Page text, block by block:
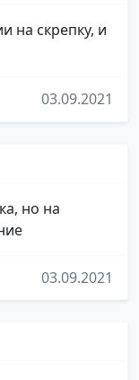
на скрепку, и
03.09.2021
но на
03.09.2021